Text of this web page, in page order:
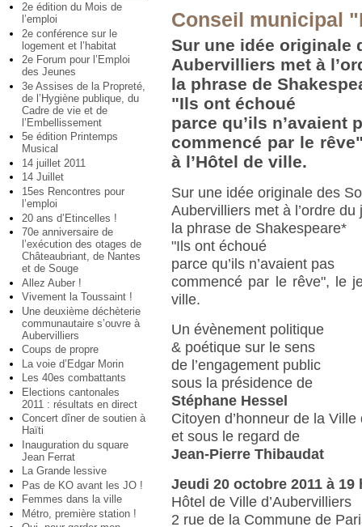
2e édition du Mois de
l’emploi
2e conférence sur le
logement et l’habitat
2e Forum pour l’Emploi
des Jeunes
3e Assises de la Propreté,
de l’Hygiène publique, du
Cadre de vie et de
l’Embellissement
5e édition Printemps
Musical
14 juillet 2011
14 Juillet
15es Rencontres pour
l’emploi
20 ans d’Etincelles !
70e anniversaire de
l’exécution des otages de
Châteaubriant, de Nantes
et de Souge
Allez Auber !
Vivement la Toussaint !
Une deuxième déchèterie
communautaire s’ouvre à
Aubervilliers
Coups de propre
La voie d’Edgar Morin
Les 40es combattants
Elections cantonales
2011 : résultats en direct
Concert dîner de soutien à
Haïti
Inauguration du square
Jean Ferrat
La Grande lessive
Pas de KO avant les JO !
Femmes dans la ville
Métro, première station !
Conseil municipal
Sur une idée originale
Aubervilliers met à
la phrase de
"Ils ont échoué
parce qu’ils n’avaient
commencé par le
à l’Hôtel de ville.
Sur une idée originale des
Aubervilliers met à l’ordre du
la phrase de Shakespeare*
"Ils ont échoué
parce qu’ils n’avaient pas
commencé par le rêve", le
ville.
Un évènement politique
& poétique sur le sens
de l’engagement public
sous la présidence de
Stéphane Hessel
Citoyen d’honneur de la Ville
et sous le regard de
Jean-Pierre Thibaudat
Jeudi 20 octobre 2011 à 19
Hôtel de Ville d’Aubervilliers
2 rue de la Commune de